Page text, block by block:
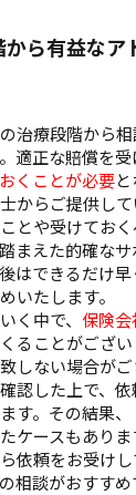
ら有益なア
治療段階から
適正な賠償を受
くことが必要
からご提供し
とや受けてお
まえた的確な
はできるだけ
いたします。
く中で、 保険
ることがござ
しない場合が
認した上で、
す。その結果、
ケースもあり
依頼をお受け
相談がおすすめ